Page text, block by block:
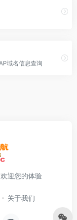
域名信息查询
迎您的体验
关于我们